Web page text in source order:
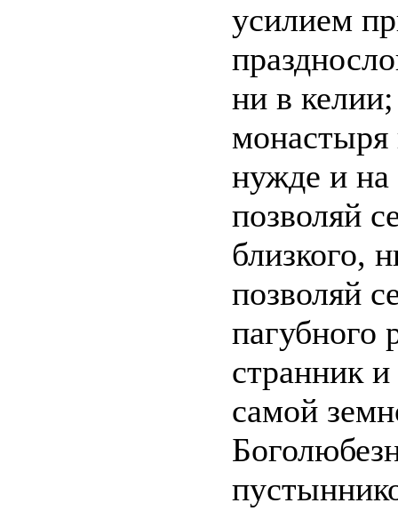
усилием
ни в
монастыря
нужде и на
позволяй
близкого,
позволяй
пагубного
странник
самой